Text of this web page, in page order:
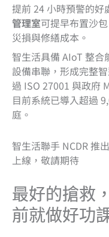
提前 24 小時預警的好
管理室可提早布置沙
災損與修繕成本。
智生活具備 AIoT 整
設備串聯，形成完整
過 ISO 27001 與政府
目前系統已導入超過
庭。
智生活聯手 NCDR 推
上線，敬請期待
最好的搶救
前就做好功